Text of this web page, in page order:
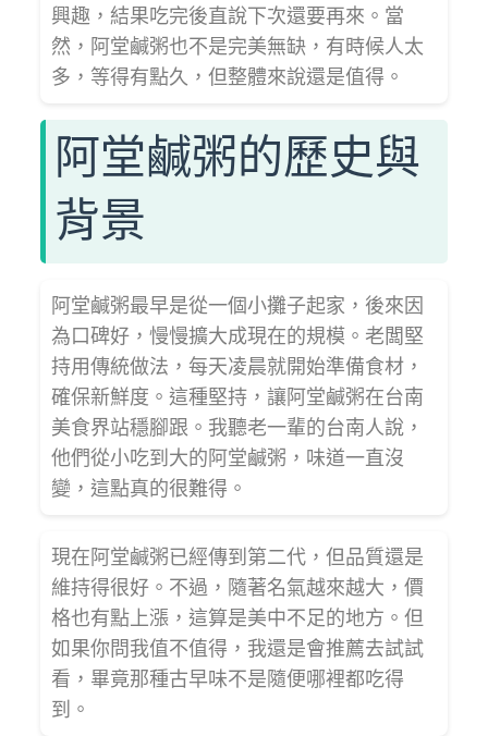
興趣，結果吃完後直說下次還要再來。當
然，阿堂鹹粥也不是完美無缺，有時候人太
多，等得有點久，但整體來說還是值得。
阿堂鹹粥的歷史與
背景
阿堂鹹粥最早是從一個小攤子起家，後來因
為口碑好，慢慢擴大成現在的規模。老闆堅
持用傳統做法，每天凌晨就開始準備食材，
確保新鮮度。這種堅持，讓阿堂鹹粥在台南
美食界站穩腳跟。我聽老一輩的台南人說，
他們從小吃到大的阿堂鹹粥，味道一直沒
變，這點真的很難得。
現在阿堂鹹粥已經傳到第二代，但品質還是
維持得很好。不過，隨著名氣越來越大，價
格也有點上漲，這算是美中不足的地方。但
如果你問我值不值得，我還是會推薦去試試
看，畢竟那種古早味不是隨便哪裡都吃得
到。